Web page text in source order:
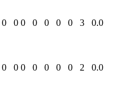
0 0 0 0 0 0 0 3 0.0
0 0 0 0 0 0 0 2 0.0